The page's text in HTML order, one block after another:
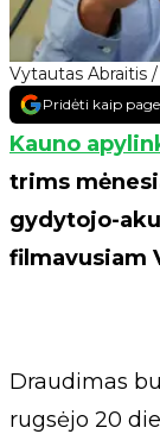
Vytautas Abraitis
Pridėti kaip
Kauno
trims
gydytojo-
filmavusiam
Draudimas
rugsėjo 20